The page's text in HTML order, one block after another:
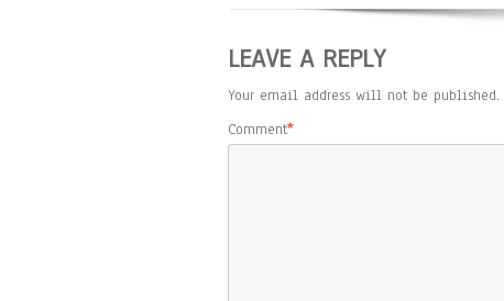
LEAVE A REPLY
Your email address will not be published.
Comment*